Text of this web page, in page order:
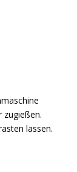
zugießen.
lassen.